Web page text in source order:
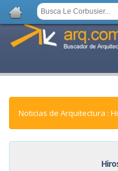
Noticias de Arquitectura :